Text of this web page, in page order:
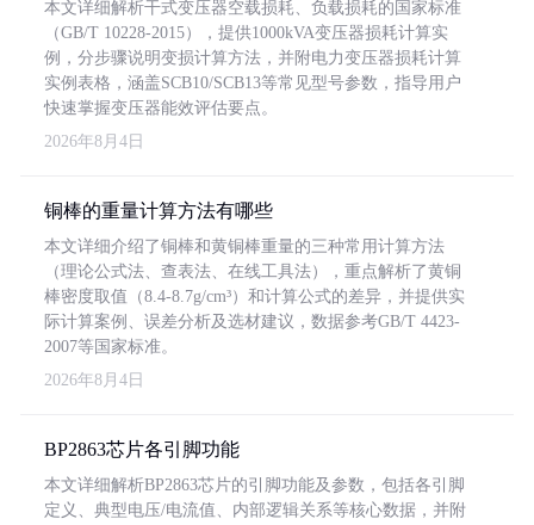
本文详细解析干式变压器空载损耗、负载损耗的国家标准
（GB/T 10228-2015），提供1000kVA变压器损耗计算实
例，分步骤说明变损计算方法，并附电力变压器损耗计算
实例表格，涵盖SCB10/SCB13等常见型号参数，指导用户
快速掌握变压器能效评估要点。
2026年8月4日
铜棒的重量计算方法有哪些
本文详细介绍了铜棒和黄铜棒重量的三种常用计算方法
（理论公式法、查表法、在线工具法），重点解析了黄铜
棒密度取值（8.4-8.7g/cm³）和计算公式的差异，并提供实
际计算案例、误差分析及选材建议，数据参考GB/T 4423-
2007等国家标准。
2026年8月4日
BP2863芯片各引脚功能
本文详细解析BP2863芯片的引脚功能及参数，包括各引脚
定义、典型电压/电流值、内部逻辑关系等核心数据，并附